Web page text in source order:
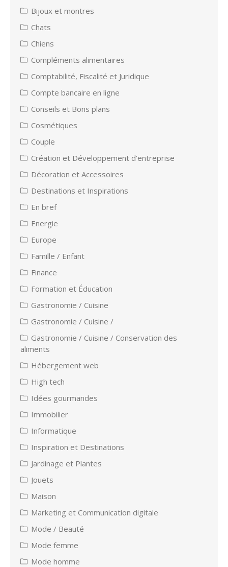
Bijoux et montres
Chats
Chiens
Compléments alimentaires
Comptabilité, Fiscalité et Juridique
Compte bancaire en ligne
Conseils et Bons plans
Cosmétiques
Couple
Création et Développement d’entreprise
Décoration et Accessoires
Destinations et Inspirations
En bref
Energie
Europe
Famille / Enfant
Finance
Formation et Éducation
Gastronomie / Cuisine
Gastronomie / Cuisine /
Gastronomie / Cuisine / Conservation des
aliments
Hébergement web
High tech
Idées gourmandes
Immobilier
Informatique
Inspiration et Destinations
Jardinage et Plantes
Jouets
Maison
Marketing et Communication digitale
Mode / Beauté
Mode femme
Mode homme